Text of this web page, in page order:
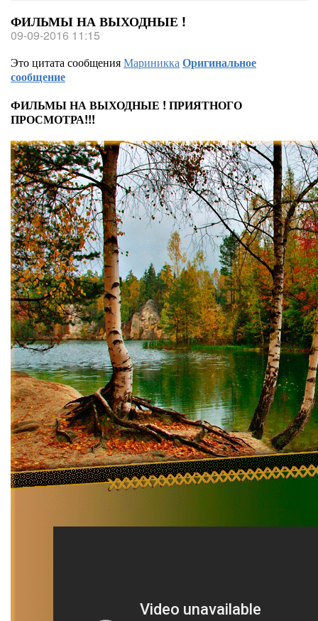
ФИЛЬМЫ НА ВЫХОДНЫЕ !
09-09-2016 11:15
Это цитата сообщенияМариниккаОригинальное
сообщение
ФИЛЬМЫ НА ВЫХОДНЫЕ ! ПРИЯТНОГО
ПРОСМОТРА!!!